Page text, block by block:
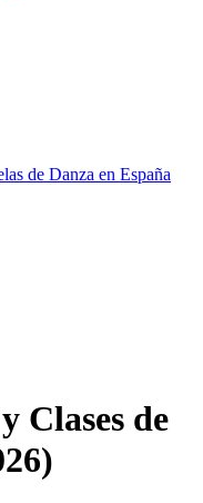
de Danza en España
Clases de